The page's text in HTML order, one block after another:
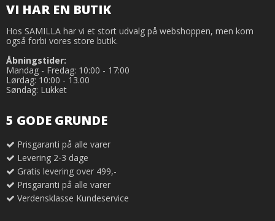
VI HAR EN BUTIK
Hos SAMILLA har vi et stort udvalg på webshoppen, men kom
også forbi vores store butik.
Åbningstider:
Mandag - Fredag: 10:00 - 17:00
Lørdag: 10:00 - 13.00
Søndag: Lukket
5 GODE GRUNDE
Prisgaranti på alle varer
Levering 2-3 dage
Gratis levering over 499,-
Prisgaranti på alle varer
Verdensklasse Kundeservice